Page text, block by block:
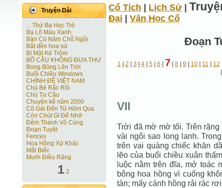
Truyện Dài
... Thứ Ba Học Trò
Ba Lô Màu Xanh
Bàn Có Năm Chỗ Ngồi
Bắt đền hoa sứ
Bí Mật Kẻ Trộm
BỒ CÂU KHÔNG ĐƯA THƯ
Bong Bóng Lên Trời
Buổi Chiều Windows
CHÍNH ĐỀ VIỆT NAM
Chú Bé Rắc Rối
Chú Tư Cầu
Chuyện kể năm 2000
Cô Gái Ðến Từ Hôm Qua
Còn Chút Gì Ðể Nhớ
Đêm Thánh Vô Cùng
Ðoạn Tuyệt
Fences
Hoa Hồng Xứ Khác
Mắt Biếc
Mười Điều Răng
1 2
Cổ Tích Lịch Sử
Ðại Văn Học Cổ
Ðoạn
1 2 3| 4| 5| 6 7 8| 9| 10| 11 12
VII
Trời đã mờ mờ tối. Trên
vài ngôi sao long lanh.
trên vai quàng chiếc khăn
lẽo của buổi chiều xuân
luộc nằm trên đĩa, mở toác
bông hoa hồng vì cuống
tàn; mấy cánh hồng rải rác